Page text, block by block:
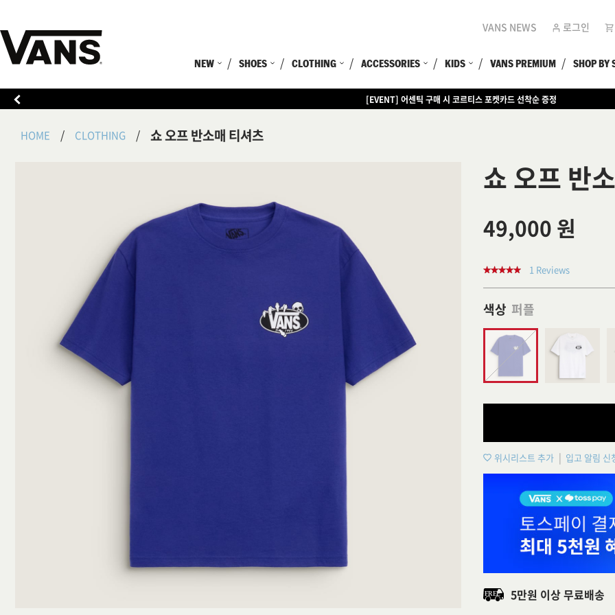
VANS NEWS 로그인
NEW SHOES CLOTHING ACCESSORIES KIDS VANS PREMIUM SHOP BY
[EVENT] 어센틱 구매 시 코르티스 포켓카드 선착순 증정
HOME CLOTHING 쇼 오프 반소매 티셔츠
쇼 오프 반
49,000 원
1 Reviews
색상 퍼플
위시리스트 추가 입고 알림 신
5만원 이상 무료배송